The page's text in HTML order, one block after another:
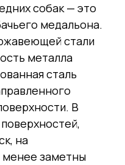
собак — это
медальона.
стали
металла
сталь
В
на
менее заметны